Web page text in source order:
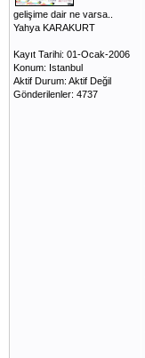
gelişime dair ne varsa..
Yahya KARAKURT
Kayıt Tarihi: 01-Ocak-2006
Konum: Istanbul
Aktif Durum: Aktif Değil
Gönderilenler: 4737